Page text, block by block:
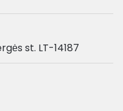
st. LT-14187